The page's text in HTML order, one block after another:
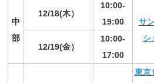
中
部
12/18(木）
10:00-
19:00
サ
シ
12/19(金）
10:00-
17:00
東京